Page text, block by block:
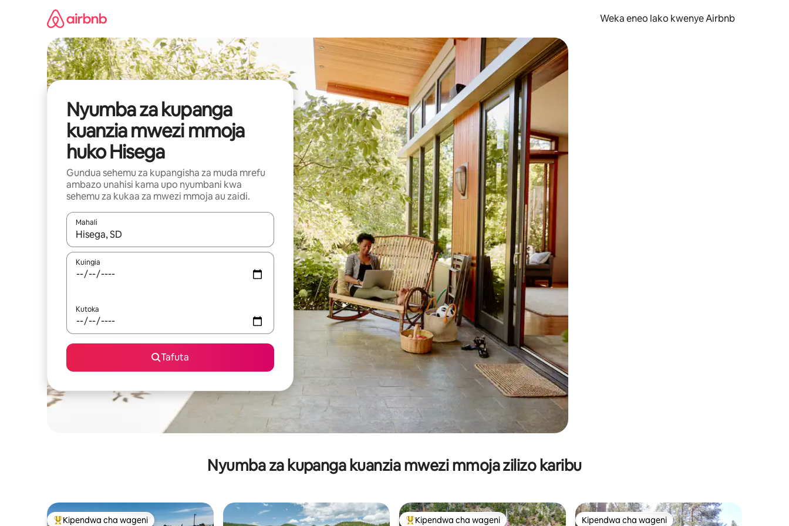
Weka eneo lako kwenye Airbnb
Nyumba za kupanga
kuanzia mwezi mmoja
huko Hisega
Gundua sehemu za kupangisha za muda mrefu
ambazo unahisi kama upo nyumbani kwa
sehemu za kukaa za mwezi mmoja au zaidi.
Mahali
Wakati matokeo yanapatikana, vinjari kwa kutumia vitufe vya vishale vya juu na chini au uchunguze kwa kugusa au kutelezesha kidole kwenye ishara.
Kuingia
Kutoka
Tafuta
Nyumba za kupanga kuanzia mwezi mmoja zilizo karibu
Kipendwa cha wageni Kipendwa cha wageni Kipendwa cha wageni